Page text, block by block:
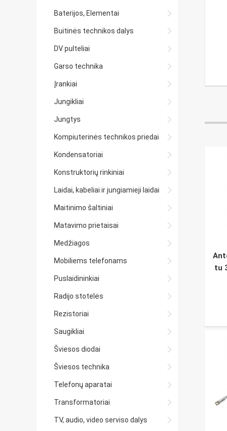
Baterijos, Elementai
Buitinės technikos dalys
DV pulteliai
Garso technika
Įrankiai
Jungikliai
Jungtys
Kompiuterinės technikos priedai
Kondensatoriai
Konstruktorių rinkiniai
Laidai, kabeliai ir jungiamieji laidai
Maitinimo šaltiniai
Matavimo prietaisai
Medžiagos
Mobiliems telefonams
Puslaidininkiai
Radijo stotelės
Rezistoriai
Saugikliai
Šviesos diodai
Šviesos technika
Telefonų aparatai
Transformatoriai
TV, audio, video serviso dalys
tu